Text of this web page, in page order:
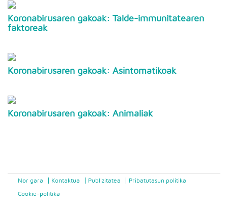
Koronabirusaren gakoak: Talde-immunitatearen
faktoreak
Koronabirusaren gakoak: Asintomatikoak
Koronabirusaren gakoak: Animaliak
Nor gara Kontaktua Publizitatea Pribatutasun politika
Cookie-politika